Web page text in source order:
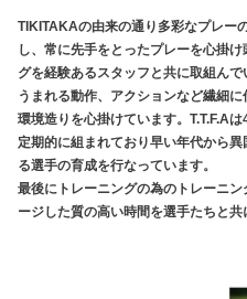
TIKITAKAの由来の通り多彩なプレー
し、常に先手をとったプレーを心掛
グを経験あるスタッフと共に取組ん
うまれる動作、アクションなど繊細
環境造りを心掛けています。T.T.F.A
定期的に組まれており早い年代から
る選手の育成を行なっています。
最後にトレーニングの為のトレーニ
ージした質の高い時間を選手たちと共